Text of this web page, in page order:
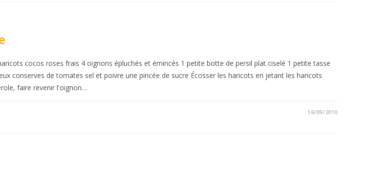
cocos roses frais 4 oignons épluchés et émincés 1 petite botte de persil plat ciselé 1 petite tasse
conserves de tomates sel et poivre une pincée de sucre Écosser les haricots en jetant les haricots
faire revenir l'oignon…
16/09/2010